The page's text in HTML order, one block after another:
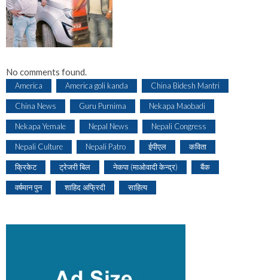
No comments found.
America America goli kanda China Bidesh Mantri
China News Guru Purnima Nekapa Maobadi
Nekapa Yemale Nepal News Nepali Congress
Nepali Culture Nepali Patro ईपीएल कविता
क्रिकेट ट्रेजरी बिल नेकपा (माओवादी केन्द्र) बैंक
वर्षमान पुन शाहिद अफ्रिदी साहित्य